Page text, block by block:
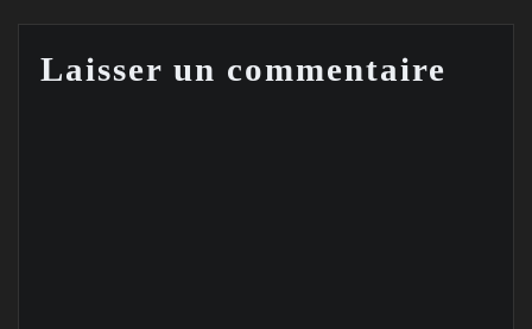
Laisser un commentaire